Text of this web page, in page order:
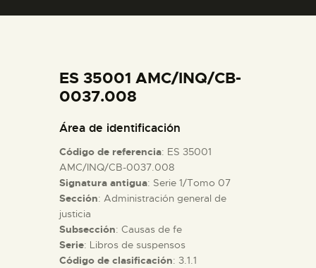
COLECCIONES
ESPAÑOL
PREPARAR LA VISITA
ACTIVIDADES
ES 35001 AMC/INQ/CB-
0037.008
Área de identificación
Código de referencia: ES 35001
AMC/INQ/CB-0037.008
Signatura antigua: Serie 1/Tomo 07
Sección: Administración general de
justicia
Subsección: Causas de fe
Serie: Libros de suspensos
Código de clasificación: 3.1.1